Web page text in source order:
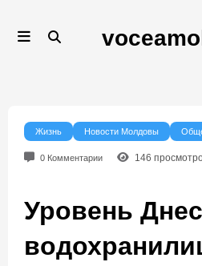
содержимому
Жизнь Новости Молдовы
0 Комментарии 146
Уровень